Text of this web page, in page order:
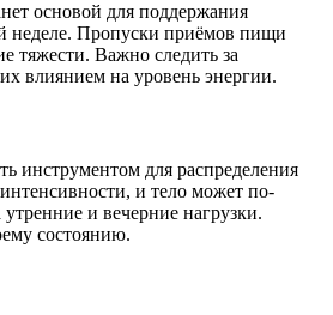
основой для поддержания
неделе. Пропуски приёмов пищи
тяжести. Важно следить за
влиянием на уровень энергии.
инструментом для распределения
и тело может по-
и вечерние нагрузки.
состоянию.